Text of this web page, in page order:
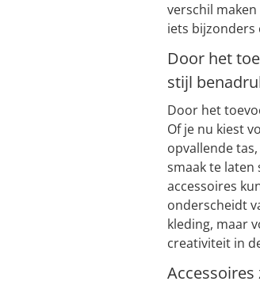
verschil
iets bijzonders
Door het
stijl
Door het
Of je nu kiest
opvallende
smaak te
accessoires
onderscheidt
kleding, maar
creativiteit in